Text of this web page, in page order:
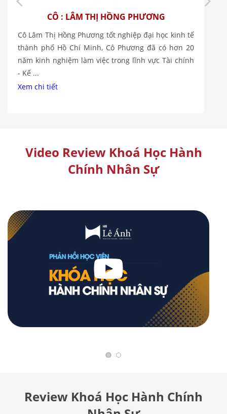
CÔ : LÂM THỊ HỒNG PHƯƠNG
Cô Lâm Thị Hồng Phương tốt nghiệp đại học kinh tế
thành phố Hồ Chí Minh, Cô Phương đã có hơn 20
năm kinh nghiệm làm việc trong lĩnh vực Tài chính
- Kế ...
Xem chi tiết
Video Review Khoá Học Hành
Chính Nhân Sự
Review Khoá Học Hành Chính